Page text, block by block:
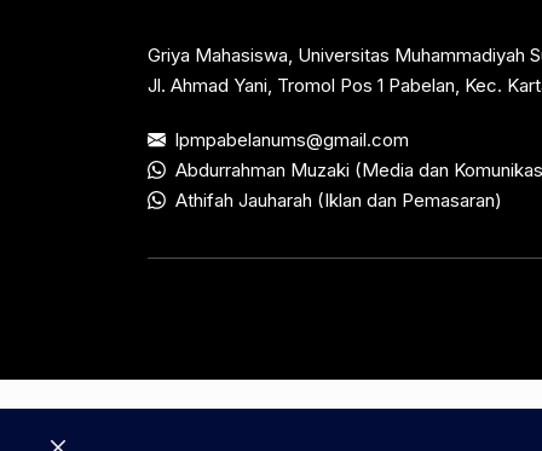
Griya Mahasiswa, Universitas Muhammadiyah
Jl. Ahmad Yani, Tromol Pos 1 Pabelan, Kec.
lpmpabelanums@gmail.com
Abdurrahman Muzaki (Media dan
Athifah Jauharah (Iklan dan Pemasaran)